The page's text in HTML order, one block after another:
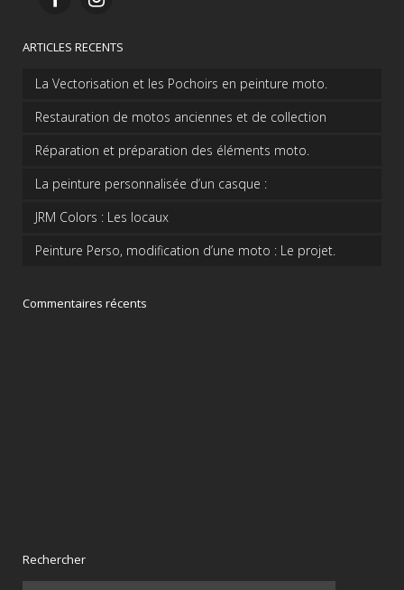
ARTICLES RECENTS
La Vectorisation et les Pochoirs en peinture moto.
Restauration de motos anciennes et de collection
Réparation et préparation des éléments moto.
La peinture personnalisée d’un casque :
JRM Colors : Les locaux
Peinture Perso, modification d’une moto : Le projet.
Commentaires récents
Rechercher